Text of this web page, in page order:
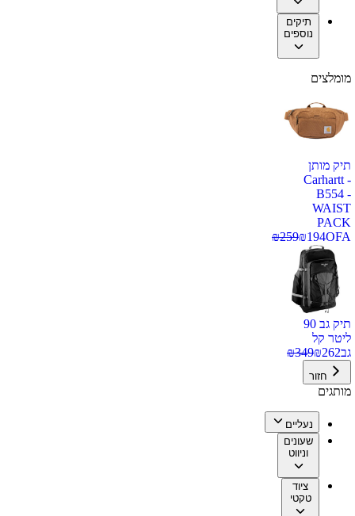
תיקים
נוספים
מומלצים
תיק מותן
Carhartt -
B554 -
WAIST
PACK
OFA
₪194
₪259
תיק גב 90
ליטר קל
גב
₪262
₪349
חזור
מותגים
נעליים
שעונים
וניווט
ציוד
טקטי